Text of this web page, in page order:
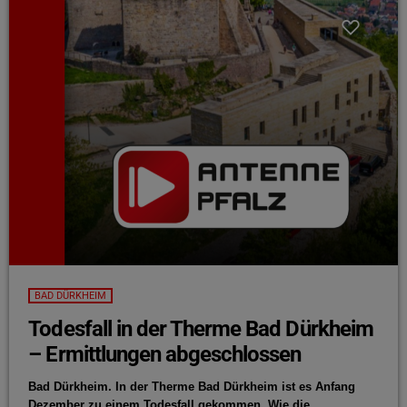
BAD DÜRKHEIM
Todesfall in der Therme Bad Dürkheim
– Ermittlungen abgeschlossen
Bad Dürkheim. In der Therme Bad Dürkheim ist es Anfang